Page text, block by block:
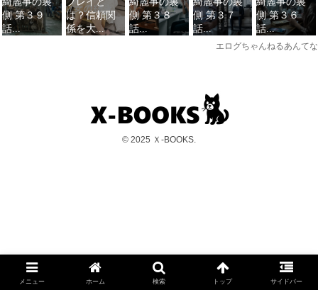
© 2025 Ｘ-BOOKS.
メニュー ホーム 検索 トップ サイドバー